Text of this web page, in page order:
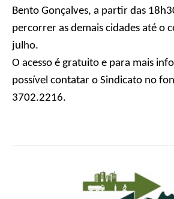
Bento Gonçalves, a partir das
percorrer as demais cidades até o
julho.
O acesso é gratuito e para mais
possível contatar o Sindicato no
3702.2216.